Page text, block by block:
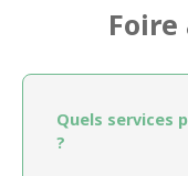
Quels services
?